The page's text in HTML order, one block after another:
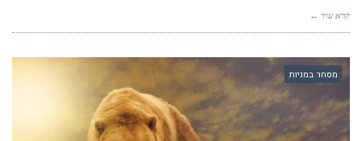
קרא עוד ←
מסחר במניות